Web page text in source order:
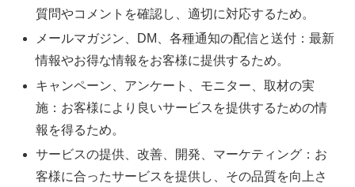
質問やコメントを確認し、適切に対応するため。
メールマガジン、DM、各種通知の配信と送付：最新
情報やお得な情報をお客様に提供するため。
キャンペーン、アンケート、モニター、取材の実
施：お客様により良いサービスを提供するための情
報を得るため。
サービスの提供、改善、開発、マーケティング：お
客様に合ったサービスを提供し、その品質を向上さ